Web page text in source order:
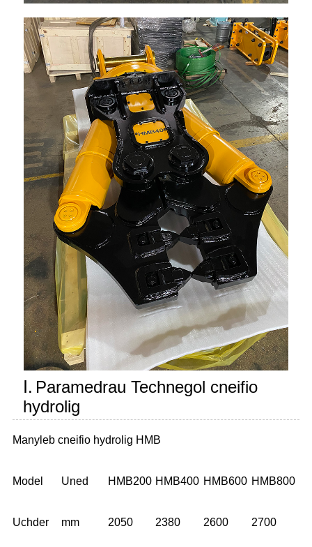
Ⅰ. Paramedrau Technegol cneifio
hydrolig
Manyleb cneifio hydrolig HMB
Model Uned HMB200 HMB400 HMB600 HMB800
Uchder mm 2050 2380 2600 2700